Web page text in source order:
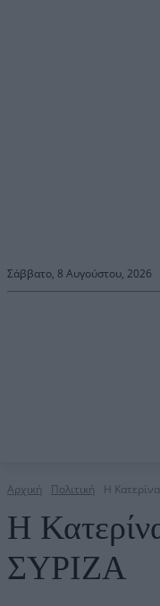
Σάββατο, 8 Αυγούστου, 2026
Αρχική Πολιτική Η
Η
ΣΥΡΙΖΑ